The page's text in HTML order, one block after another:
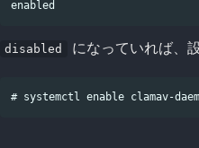
disabled になっていれば、